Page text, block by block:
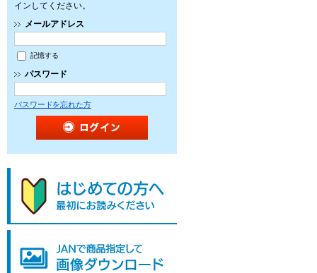
インしてください。
メールアドレス
記憶する
パスワード
パスワードを忘れた方